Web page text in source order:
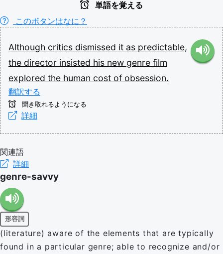
単語を覚える
このボタンはなに？
Although critics dismissed it as predictable,
the director insisted his new genre film
explored the human cost of obsession.
翻訳する
聞き取れるようになる
詳細
関連語
詳細
genre-savvy
形容詞
(literature) aware of the elements that are typically
found in a particular genre; able to recognize and/or